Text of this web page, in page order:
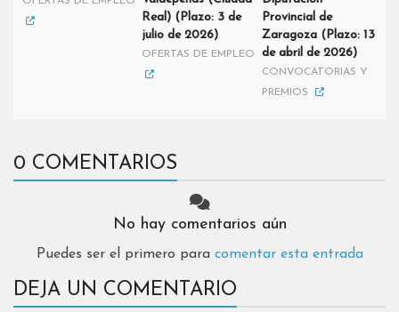
Real) (Plazo: 3 de
julio de 2026)
OFERTAS DE EMPLEO
Provincial de
Zaragoza (Plazo: 13
de abril de 2026)
CONVOCATORIAS Y
PREMIOS
0 COMENTARIOS
No hay comentarios aún
Puedes ser el primero para comentar esta entrada
DEJA UN COMENTARIO